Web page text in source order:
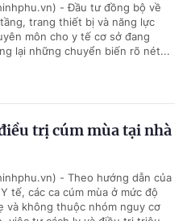
- Đầu tư đồng bộ về
trang thiết bị và năng lực
môn cho y tế cơ sở đang
lại những chuyển biến rõ nét...
trị cúm mùa tại nhà
- Theo hướng dẫn của
tế, các ca cúm mùa ở mức độ
và không thuộc nhóm nguy cơ